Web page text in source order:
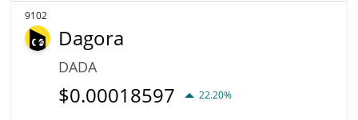
9102
Dagora
DADA
$0.00018597 22.20%